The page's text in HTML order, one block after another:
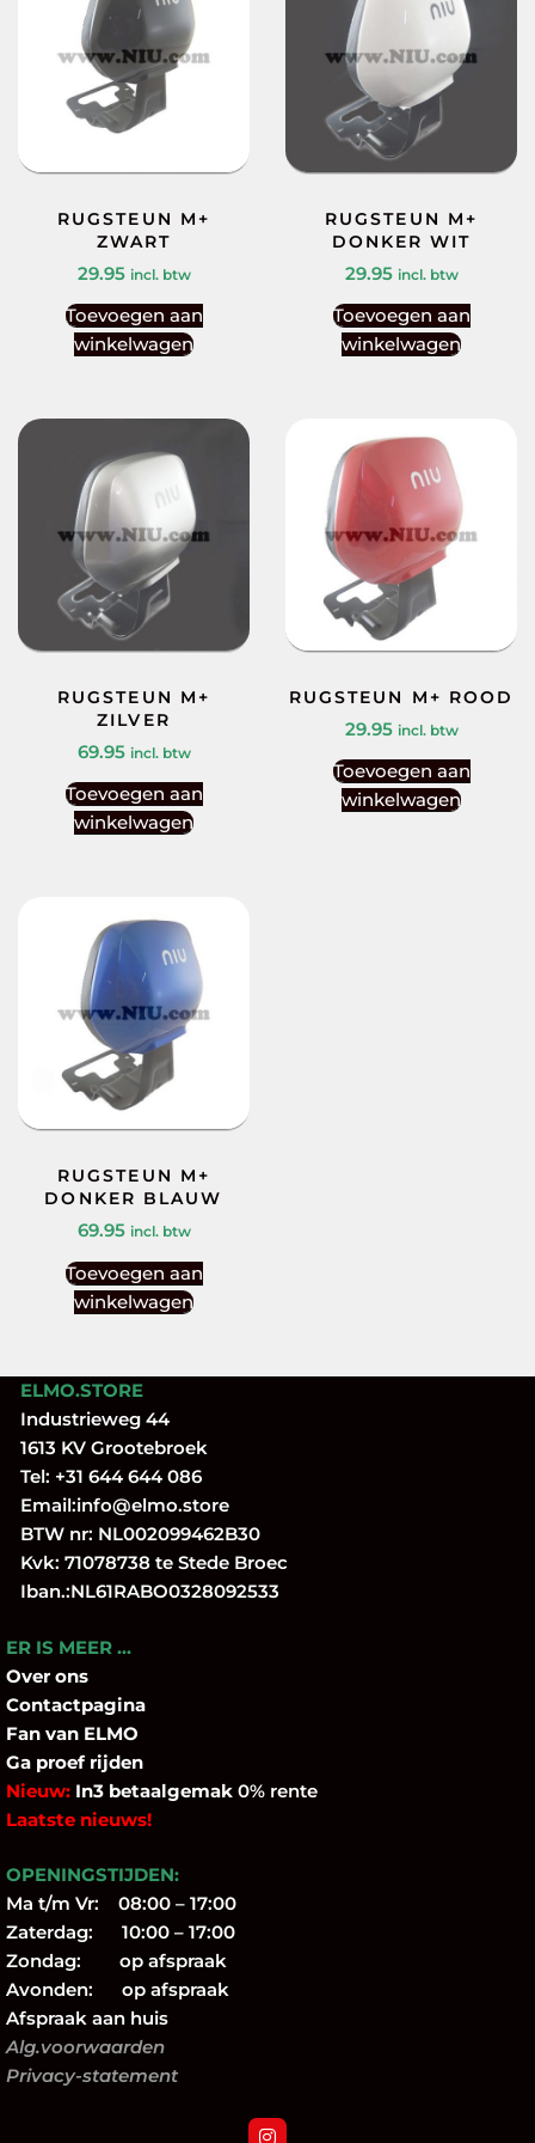
RUGSTEUN M+
ZWART
29.95 incl. btw
Toevoegen aan
winkelwagen
RUGSTEUN M+
DONKER WIT
29.95 incl. btw
Toevoegen aan
winkelwagen
RUGSTEUN M+
ZILVER
69.95 incl. btw
Toevoegen aan
winkelwagen
RUGSTEUN M+ ROOD
29.95 incl. btw
Toevoegen aan
winkelwagen
RUGSTEUN M+
DONKER BLAUW
69.95 incl. btw
Toevoegen aan
winkelwagen
ELMO.STORE
Industrieweg 44
1613 KV Grootebroek
Tel: +31 644 644 086
Email:info@elmo.store
BTW nr: NL002099462B30
Kvk: 71078738 te Stede Broec
Iban.:NL61RABO0328092533
ER IS MEER …
Over ons
Contactpagina
Fan van ELMO
Ga proef rijden
Nieuw: In3 betaalgemak 0% rente
Laatste nieuws!
OPENINGSTIJDEN:
Ma t/m Vr: 08:00 – 17:00
Zaterdag: 10:00 – 17:00
Zondag: op afspraak
Avonden: op afspraak
Afspraak aan huis
Alg.voorwaarden
Privacy-statement